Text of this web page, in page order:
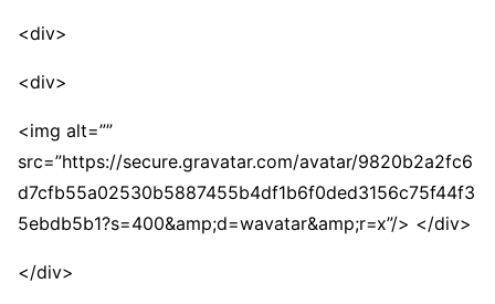
<div>
<div>
<img alt=””
src=”https://secure.gravatar.com/avatar/9820b2a2fc6
d7cfb55a02530b5887455b4df1b6f0ded3156c75f44f3
5ebdb5b1?s=400&amp;d=wavatar&amp;r=x”/> </div>
</div>